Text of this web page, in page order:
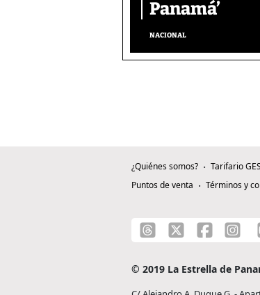
Panamá’
NACIONAL
¿Quiénes somos? Tarifario
Puntos de venta
Términos y
© 2019 La Estrella de